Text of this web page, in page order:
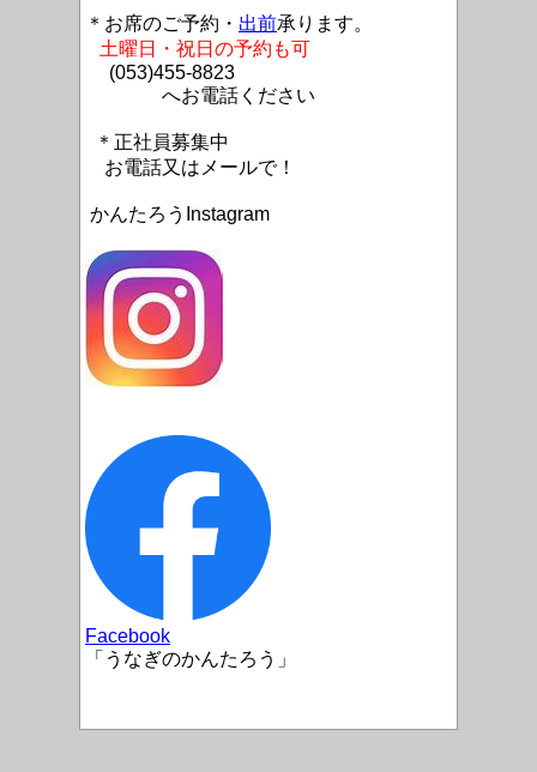
＊お席のご予約・ 出前承ります。
土曜日・祝日の予約も可
(053)455-8823
へお電話ください
＊正社員募集中
お電話又はメールで！
かんたろうInstagram
Facebook
「うなぎのかんたろう」